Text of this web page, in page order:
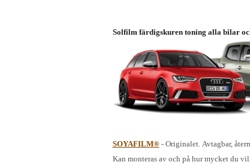
Solfilm färdigskuren toning alla bilar
SOYAFILM®- Originalet. Avtagbar,
Kan monteras av och på hur mycket du